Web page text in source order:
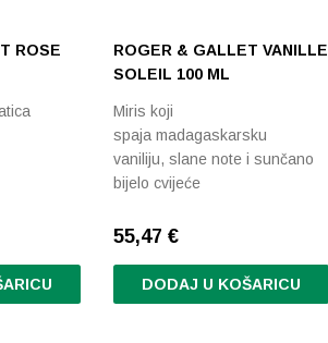
ROSE
ROGER & GALLET VANILLE
SOLEIL 100 ML
Miris koji
spaja madagaskarsku
vaniliju, slane note i sunčano
bijelo cvijeće
55,47€
DODAJ U KOŠARICU